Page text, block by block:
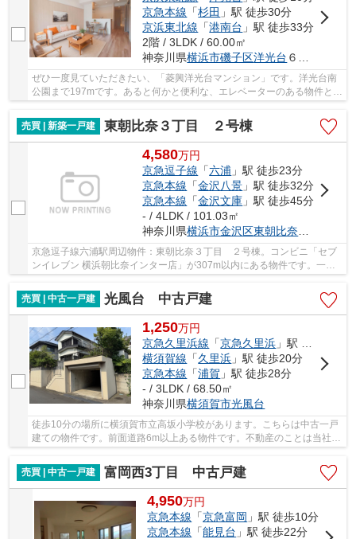
京急本線 「杉田 」駅 徒歩30分
京浜東北線 「港南台 」駅 徒歩33分
2階 / 3LDK / 60.00㎡
神奈川県横浜市磯子区洋光台 ６丁目1-15
ぜひ一度見ていただきたい、「菱興洋光台マンション」です。洋光台南
公園まで197mです。あると何かと便利な、エレベーターのある物件とな
っています。この物件は快適な室内環境が魅力...
売買 | 新築一戸建
東朝比奈３丁目 ２号棟
4,580万円
京急逗子線 「六浦 」駅 徒歩23分
京急本線 「金沢八景 」駅 徒歩32分
京急本線 「金沢文庫 」駅 徒歩45分
- / 4LDK / 101.03㎡
神奈川県横浜市金沢区東朝比奈
京急逗子線六浦駅周辺物件：東朝比奈３丁目 ２号棟。コンビニ「セブ
ンイレブン 横浜朝比奈インター店」が307m以内にある物件です。一生
に一度のマイホーム探しは、ぜひ新築戸建てで。...
売買 | 中古一戸建
光風台 中古戸建
1,250万円
京急久里浜線 「京急久里浜 」駅 徒歩22分
横須賀線 「久里浜 」駅 徒歩20分
京急本線 「浦賀 」駅 徒歩28分
- / 3LDK / 68.50㎡
神奈川県横須賀市光風台
徒歩10分の場所に横須賀市立高坂小学校があります。こちらは中古一戸
建ての物件です。前面道路6m以上ある物件です。不動産のことは当社に
売買 | 中古一戸建
富岡西3丁目 中古戸建
4,950万円
京急本線 「京急富岡 」駅 徒歩10分
京急本線 「能見台 」駅 徒歩22分